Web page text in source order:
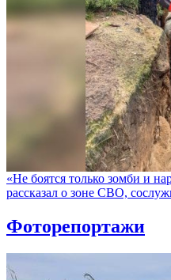
«Не боятся только зомби и
рассказал о зоне СВО,
Фоторепортажи